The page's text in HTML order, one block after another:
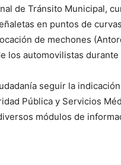
de Tránsito Municipal,
en puntos de curvas
de mechones
los automovilistas durante
seguir la
Pública y Servicios
módulos de